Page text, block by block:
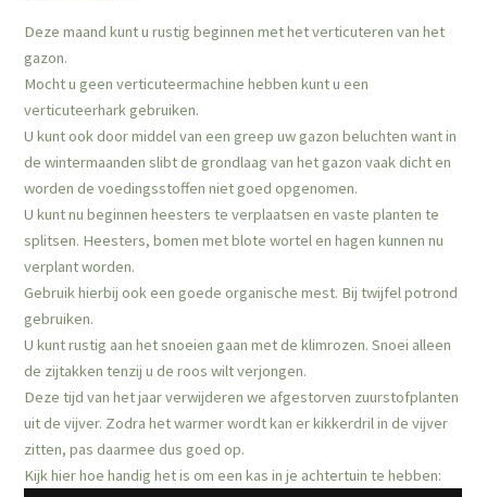
Deze maand kunt u rustig beginnen met het verticuteren van het
gazon.
Mocht u geen verticuteermachine hebben kunt u een
verticuteerhark gebruiken.
U kunt ook door middel van een greep uw gazon beluchten want in
de wintermaanden slibt de grondlaag van het gazon vaak dicht en
worden de voedingsstoffen niet goed opgenomen.
U kunt nu beginnen heesters te verplaatsen en vaste planten te
splitsen. Heesters, bomen met blote wortel en hagen kunnen nu
verplant worden.
Gebruik hierbij ook een goede organische mest. Bij twijfel potrond
gebruiken.
U kunt rustig aan het snoeien gaan met de klimrozen. Snoei alleen
de zijtakken tenzij u de roos wilt verjongen.
Deze tijd van het jaar verwijderen we afgestorven zuurstofplanten
uit de vijver. Zodra het warmer wordt kan er kikkerdril in de vijver
zitten, pas daarmee dus goed op.
Kijk hier hoe handig het is om een kas in je achtertuin te hebben: